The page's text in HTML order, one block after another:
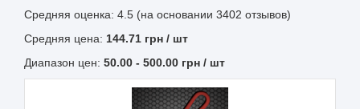
Средняя оценка: 4.5 (на основании 3402 отзывов)
Средняя цена: 144.71 грн / шт
Диапазон цен: 50.00 - 500.00 грн / шт